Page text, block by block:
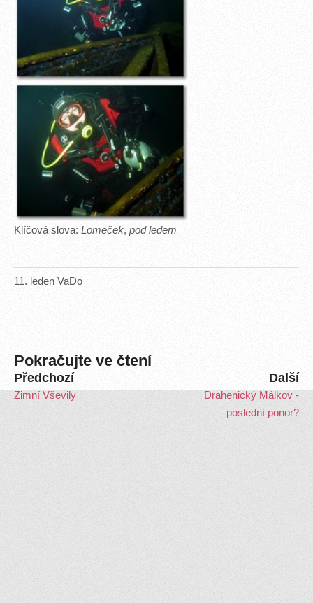
11. leden VaDo
Klíčová slova: Lomeček, pod ledem
Pokračujte ve čtení
Další
Drahenický Málkov -
poslední ponor?
Předchozí
Zimní Vševily